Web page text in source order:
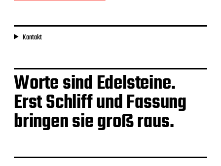
Kontakt
Worte sind Edelsteine.
Erst Schliff und Fassung
bringen sie groß raus.